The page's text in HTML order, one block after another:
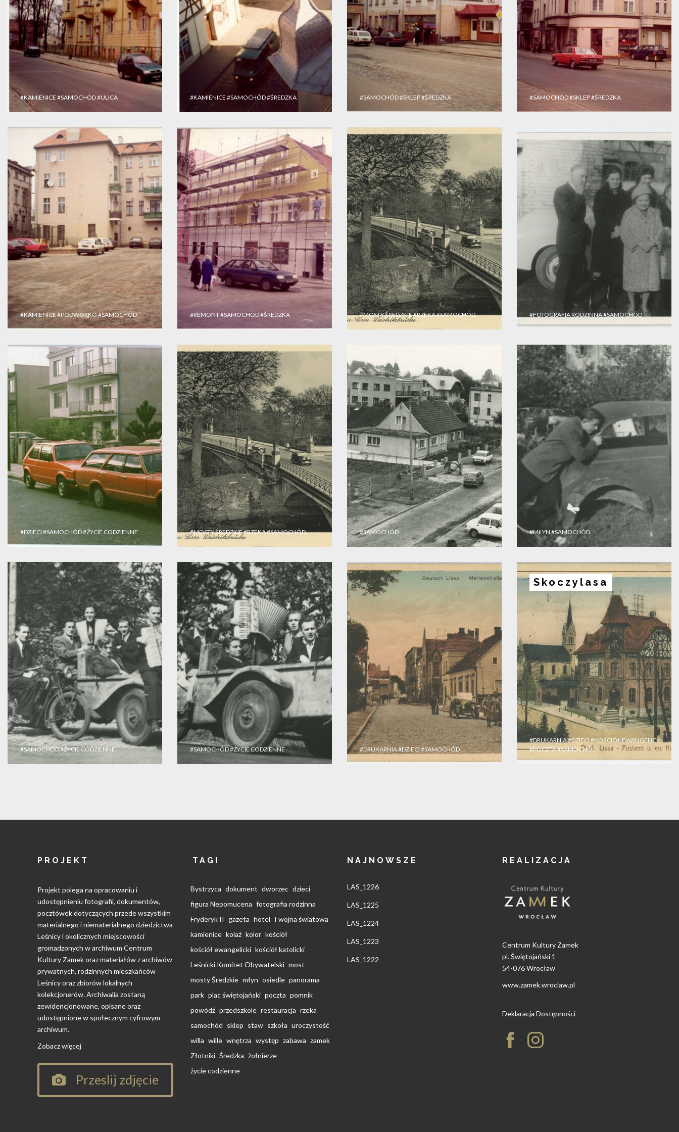
#KAMIENICE #SAMOCHÓD#ULICA #KAMIENICE #SAMOCHÓD#ŚREDZKA #SAMOCHÓD#SKLEP#ŚREDZKA #SAMOCHÓD#SKLEP#ŚREDZKA
#KAMIENICE#PODWÓRKO#SAMOCHÓD #REMONT#SAMOCHÓD#ŚREDZKA #MOSTY ŚREDZKIE#RZEKA#SAMOCHÓD #FOTOGRAFIA RODZINNA#SAMOCHÓD
#DZIECI #SAMOCHÓD#ŻYCIE CODZIENNE #MOSTY ŚREDZKIE#RZEKA#SAMOCHÓD #SAMOCHÓD #MŁYN #SAMOCHÓD
#SAMOCHÓD#ŻYCIE CODZIENNE #SAMOCHÓD#ŻYCIE CODZIENNE #DRUKARNIA#DZIECI#SAMOCHÓD
Skoczylasa
#DRUKARNIA#DZIECI #KOŚCIÓŁ EWANGELICKI
#POCZTA#SAMOCHÓD
PROJEKT
Projekt polega na opracowaniu i
udostępnieniu fotografii, dokumentów,
pocztówek dotyczących przede wszystkim
materialnego i niematerialnego dziedzictwa
Leśnicy i okolicznych miejscowości
gromadzonych w archiwum Centrum
Kultury Zamek oraz materiałów z archiwów
prywatnych, rodzinnych mieszkańców
Leśnicy oraz zbiorów lokalnych
kolekcjonerów. Archiwalia zostaną
zewidencjonowane, opisane oraz
udostępnione w społecznym cyfrowym
archiwum.
Zobacz więcej
Przeslij zdjęcie
TAGI
Bystrzyca dokument dworzec dzieci
figura Nepomucena fotografia rodzinna
Fryderyk II
gazeta hotel I wojna światowa
kamienice kolaż kolor kościół
kościół ewangelicki kościół katolicki
Leśnicki Komitet Obywatelski most
mosty Średzkie młyn osiedle panorama
park plac świętojański poczta pomnik
powódź przedszkole restauracja rzeka
samochód sklep staw szkoła uroczystość
willa wille wnętrza występ zabawa zamek
Złotniki Średzka żołnierze
życie codzienne
NAJNOWSZE
LAS_1226
LAS_1225
LAS_1224
LAS_1223
LAS_1222
REALIZACJA
Centrum Kultury Zamek
pl. Świętojański 1
54-076 Wrocław
www.zamek.wroclaw.pl
Deklaracja Dostępności